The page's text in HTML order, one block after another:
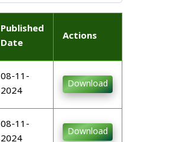
Published
Date
Actions
08-11-
2024
Download
08-11-
2024
Download